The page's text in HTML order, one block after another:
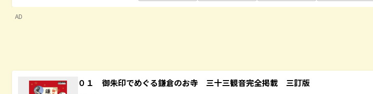
AD
０１ 御朱印でめぐる鎌倉のお寺 三十三観音完全掲載 三訂版